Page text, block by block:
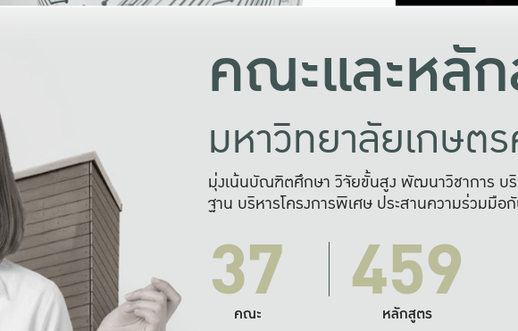
คณะและหลั
มหาวิทยาลัยเกษต
มุ่งเน้นบัณฑิตศึกษา วิจัยขั้นสูง พัฒนาวิชาการ บ
ฐาน บริหารโครงการพิเศษ ประสานความร่วมมือ
37
คณะ 459
หลักสูตร